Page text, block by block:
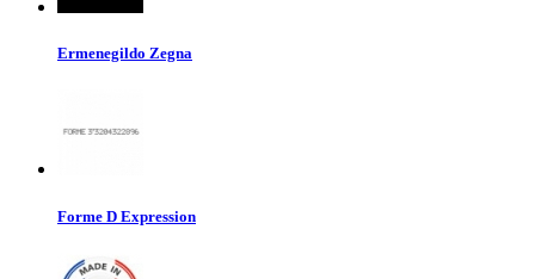
Ermenegildo Zegna
Forme D Expression